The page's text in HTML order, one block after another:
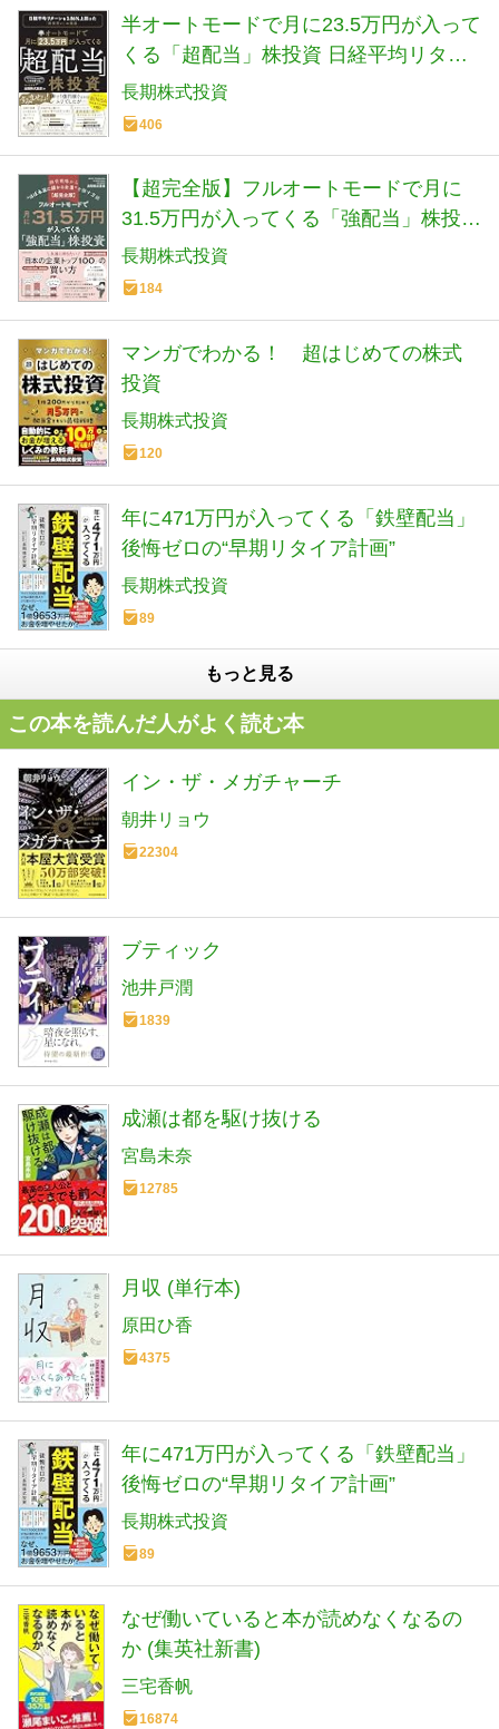
半オートモードで月に23.5万円が入って
くる「超配当」株投資 日経平均リター
ンを3.86%上回った“割安買い”の極意
長期株式投資
406
【超完全版】フルオートモードで月に
31.5万円が入ってくる「強配当」株投資
経営戦略から“ほぼ永遠に儲かる企業”を
探す方法
長期株式投資
184
マンガでわかる！ 超はじめての株式
投資
長期株式投資
120
年に471万円が入ってくる「鉄壁配当」
後悔ゼロの“早期リタイア計画”
長期株式投資
89
もっと見る
この本を読んだ人がよく読む本
イン・ザ・メガチャーチ
朝井リョウ
22304
ブティック
池井戸潤
1839
成瀬は都を駆け抜ける
宮島未奈
12785
月収 (単行本)
原田ひ香
4375
年に471万円が入ってくる「鉄壁配当」
後悔ゼロの“早期リタイア計画”
長期株式投資
89
なぜ働いていると本が読めなくなるの
か (集英社新書)
三宅香帆
16874